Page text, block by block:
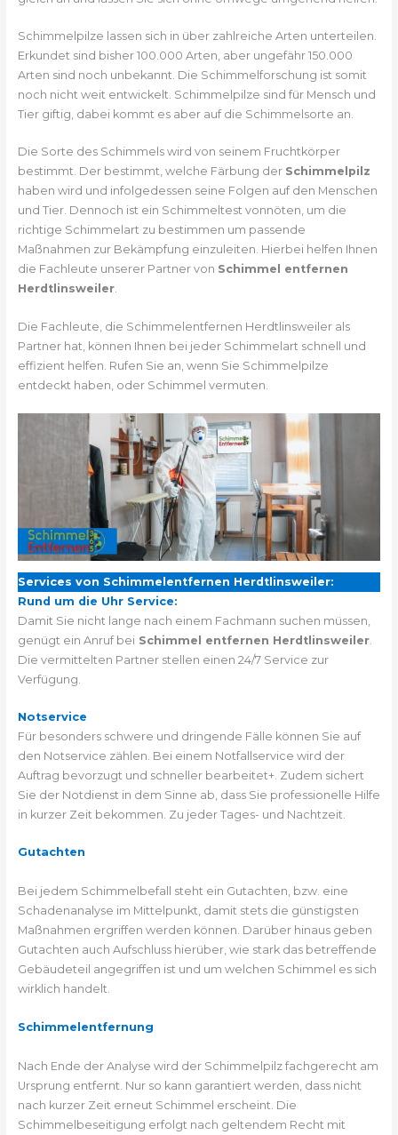
Schimmelpilze lassen sich in über zahlreiche Arten unterteilen.
Erkundet sind bisher 100.000 Arten, aber ungefähr 150.000
Arten sind noch unbekannt. Die Schimmelforschung ist somit
noch nicht weit entwickelt. Schimmelpilze sind für Mensch und
Tier giftig, dabei kommt es aber auf die Schimmelsorte an.
Die Sorte des Schimmels wird von seinem Fruchtkörper
bestimmt. Der bestimmt, welche Färbung der Schimmelpilz
haben wird und infolgedessen seine Folgen auf den Menschen
und Tier. Dennoch ist ein Schimmeltest vonnöten, um die
richtige Schimmelart zu bestimmen um passende
Maßnahmen zur Bekämpfung einzuleiten. Hierbei helfen Ihnen
die Fachleute unserer Partner von Schimmel entfernen
Herdtlinsweiler.
Die Fachleute, die Schimmelentfernen Herdtlinsweiler als
Partner hat, können Ihnen bei jeder Schimmelart schnell und
effizient helfen. Rufen Sie an, wenn Sie Schimmelpilze
entdeckt haben, oder Schimmel vermuten.
Services von Schimmelentfernen Herdtlinsweiler:
Rund um die Uhr Service:
Damit Sie nicht lange nach einem Fachmann suchen müssen,
genügt ein Anruf bei Schimmel entfernen Herdtlinsweiler.
Die vermittelten Partner stellen einen 24/7 Service zur
Verfügung.
Notservice
Für besonders schwere und dringende Fälle können Sie auf
den Notservice zählen. Bei einem Notfallservice wird der
Auftrag bevorzugt und schneller bearbeitet+. Zudem sichert
Sie der Notdienst in dem Sinne ab, dass Sie professionelle Hilfe
in kurzer Zeit bekommen. Zu jeder Tages- und Nachtzeit.
Gutachten
Bei jedem Schimmelbefall steht ein Gutachten, bzw. eine
Schadenanalyse im Mittelpunkt, damit stets die günstigsten
Maßnahmen ergriffen werden können. Darüber hinaus geben
Gutachten auch Aufschluss hierüber, wie stark das betreffende
Gebäudeteil angegriffen ist und um welchen Schimmel es sich
wirklich handelt.
Schimmelentfernung
Nach Ende der Analyse wird der Schimmelpilz fachgerecht am
Ursprung entfernt. Nur so kann garantiert werden, dass nicht
nach kurzer Zeit erneut Schimmel erscheint. Die
Schimmelbeseitigung erfolgt nach geltendem Recht mit